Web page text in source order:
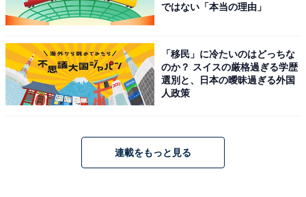
ではない「本当の理由」
「移民」に冷たいのはどっちな
のか？ スイスの厳格過ぎる学歴
選別と、日本の曖昧過ぎる外国
人政策
連載をもっと見る